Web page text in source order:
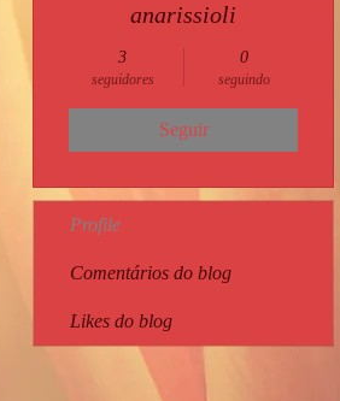
anarissioli
3
seguidores
0
seguindo
Seguir
Profile
Comentários do blog
Likes do blog